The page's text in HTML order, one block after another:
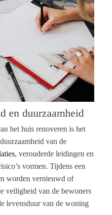
en duurzaamheid
het huis renoveren is het
van de
, verouderde leidingen en
vormen. Tijdens een
worden vernieuwd of
veiligheid van de bewoners
levensduur van de woning